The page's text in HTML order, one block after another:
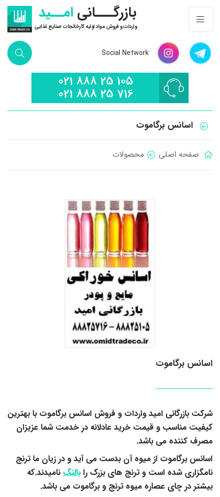
بازرگـــانی امــید
واردات و فروش مواد اولیه کارخانجات صنایع غذایی
Social Network
021 888 25 105
021 888 25 716
اسانس برگاموت
صفحه اصلی محصولات
اسانس برگاموت
شرکت بازرگانی امید واردات و فروش اسانس برگاموت با بهترین
کیفیت مناسب و قیمت خرید عادلانه در خدمت شما عزیزان
مصرف کننده می باشد.
اسانس برگاموت از میوه آن بدست می آید و در زیان ما ترنج
نامگزاری شده است و ترنج های بزرک رابالنگنامیدند.که
بیشتر در چای عصاره میوه ترنج و برگاموت می باشد.